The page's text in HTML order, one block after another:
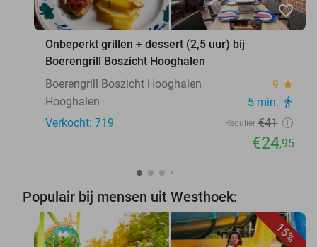
favorite_border
Onbeperkt grillen + dessert (2,5 uur) bij
Boerengrill Boszicht Hooghalen
Boerengrill Boszicht Hooghalen
9 star
Hooghalen 5 min. directions_walk
Verkocht: 719 Regulier €41
€24,95
Populair bij mensen uit Westhoek:
15%